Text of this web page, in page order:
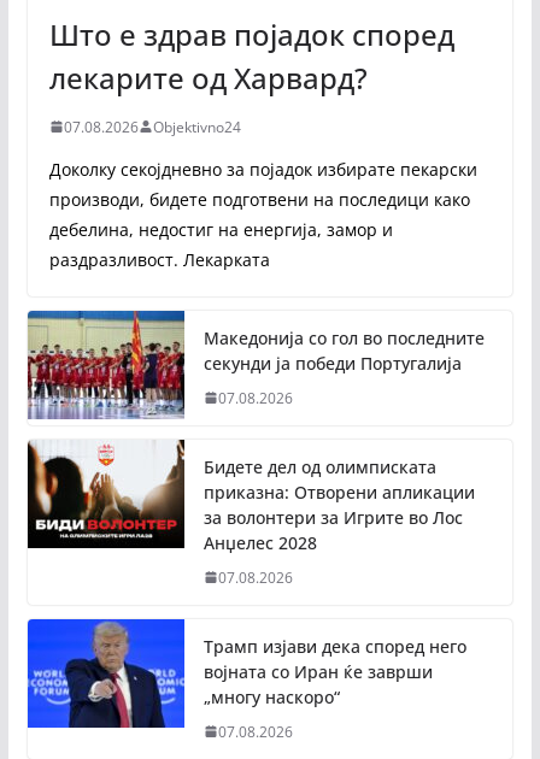
Што е здрав појадок според
лекарите од Харвард?
07.08.2026 Objektivno24
Доколку секојдневно за појадок избирате пекарски
производи, бидете подготвени на последици како
дебелина, недостиг на енергија, замор и
раздразливост. Лекарката
Македонија со гол во последните
секунди ја победи Португалија
07.08.2026
Бидете дел од олимписката
приказна: Отворени апликации
за волонтери за Игрите во Лос
Анџелес 2028
07.08.2026
Трамп изјави дека според него
војната со Иран ќе заврши
„многу наскоро“
07.08.2026